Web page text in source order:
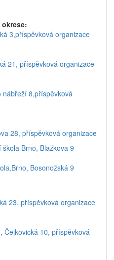
3,příspěvková organizace
21, příspěvková organizace
nábřeží 8,příspěvková
28, příspěvková organizace
škola Brno, Blažkova 9
Bosonožská 9
23, příspěvková organizace
Čejkovická 10, příspěvková